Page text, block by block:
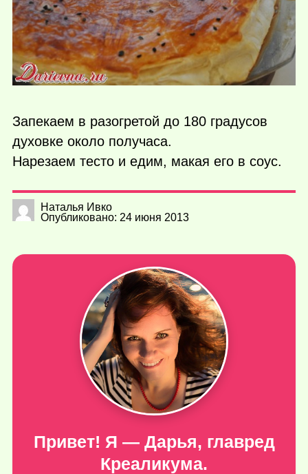
Запекаем в разогретой до 180 градусов
духовке около получаса.
Нарезаем тесто и едим, макая его в соус.
Наталья Ивко
Опубликовано: 24 июня 2013
Привет! Я — Дарья, главред
Креаликума.